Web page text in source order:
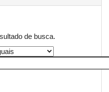
de busca.